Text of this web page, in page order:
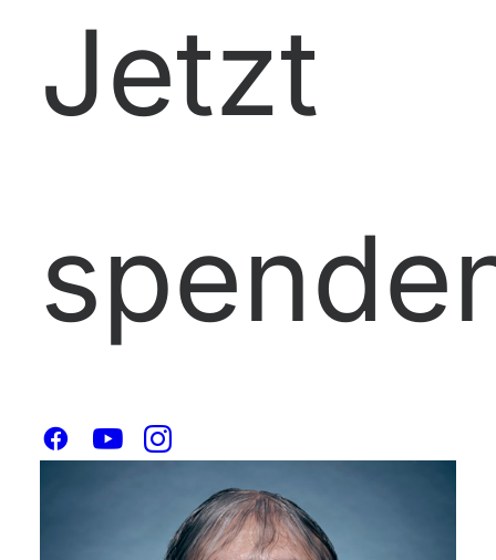
Jetzt